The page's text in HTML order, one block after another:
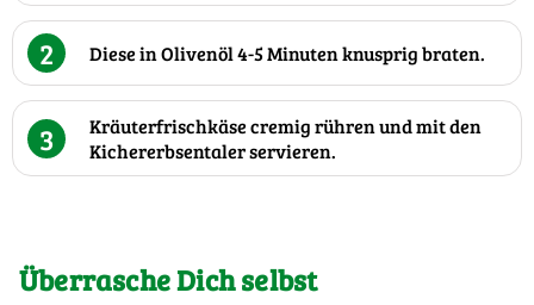
2 Diese in Olivenöl 4-5 Minuten knusprig braten.
3
Kräuterfrischkäse cremig rühren und mit den
Kichererbsentaler servieren.
Überrasche Dich selbst